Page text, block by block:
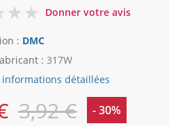
0
Donner votre avis
: DMC
: 317W
informations détaillées
3,92 € - 30%